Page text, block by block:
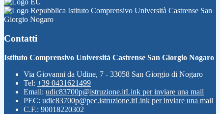
Istituto Comprensivo Università Castrense San
Giorgio Nogaro
Contatti
Istituto Comprensivo Università Castrense San Giorgio Nogaro
Via Giovanni da Udine, 7 - 33058 San Giorgio di Nogaro
Tel: +39 0431621499
Email: udic83700p@istruzione.itLink per inviare una mail
PEC: udic83700p@pec.istruzione.itLink per inviare una mail
C.F.: 90018220302